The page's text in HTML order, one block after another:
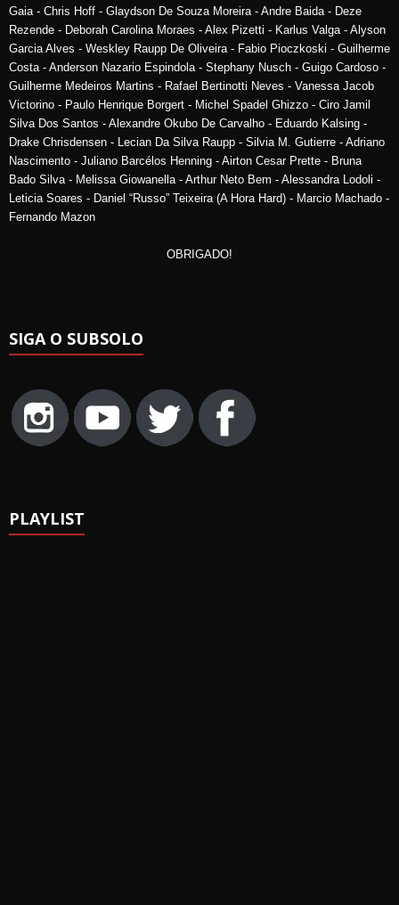
Gaia - Chris Hoff - Glaydson De Souza Moreira - Andre Baida - Deze
Rezende - Deborah Carolina Moraes - Alex Pizetti - Karlus Valga - Alyson
Garcia Alves - Weskley Raupp De Oliveira - Fabio Pioczkoski - Guilherme
Costa - Anderson Nazario Espindola - Stephany Nusch - Guigo Cardoso -
Guilherme Medeiros Martins - Rafael Bertinotti Neves - Vanessa Jacob
Victorino - Paulo Henrique Borgert - Michel Spadel Ghizzo - Ciro Jamil
Silva Dos Santos - Alexandre Okubo De Carvalho - Eduardo Kalsing -
Drake Chrisdensen - Lecian Da Silva Raupp - Silvia M. Gutierre - Adriano
Nascimento - Juliano Barcélos Henning - Airton Cesar Prette - Bruna
Bado Silva - Melissa Giowanella - Arthur Neto Bem - Alessandra Lodoli -
Leticia Soares - Daniel “Russo” Teixeira (A Hora Hard) - Marcio Machado -
Fernando Mazon
OBRIGADO!
SIGA O SUBSOLO
PLAYLIST